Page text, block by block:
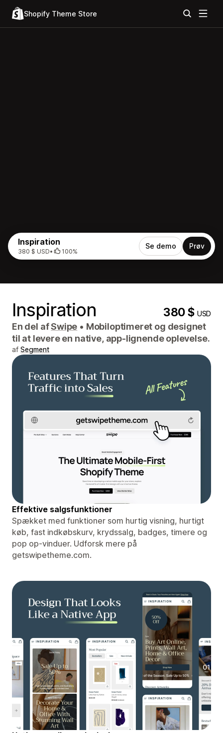
Shopify Theme Store
Inspiration
380 $ USD• 100%
Se demo Prøv
Inspiration 380 $USD
En del afSwipe • Mobiloptimeret og designet
til at levere en native, app-lignende oplevelse.
af Segment
Effektive salgsfunktioner
Spækket med funktioner som hurtig visning, hurtigt
køb, fast indkøbskurv, krydssalg, badges, timere og
pop op-vinduer. Udforsk mere på
getswipetheme.com.